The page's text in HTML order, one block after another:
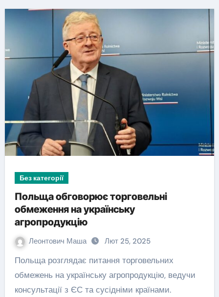
Без категорії
Польща обговорює торговельні
обмеження на українську
агропродукцію
Леонтович Маша Лют 25, 2025
Польща розглядає питання торговельних
обмежень на українську агропродукцію, ведучи
консультації з ЄС та сусідніми країнами.